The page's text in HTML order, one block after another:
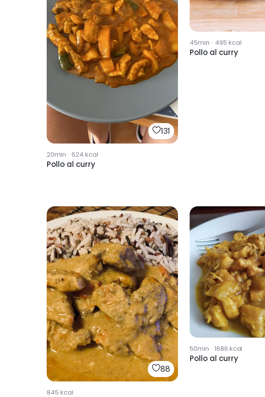
131
20min · 624 kcal
Pollo al curry
45min · 495 kcal
Pollo al curry
88
845 kcal
50min · 1686 kcal
Pollo al curry